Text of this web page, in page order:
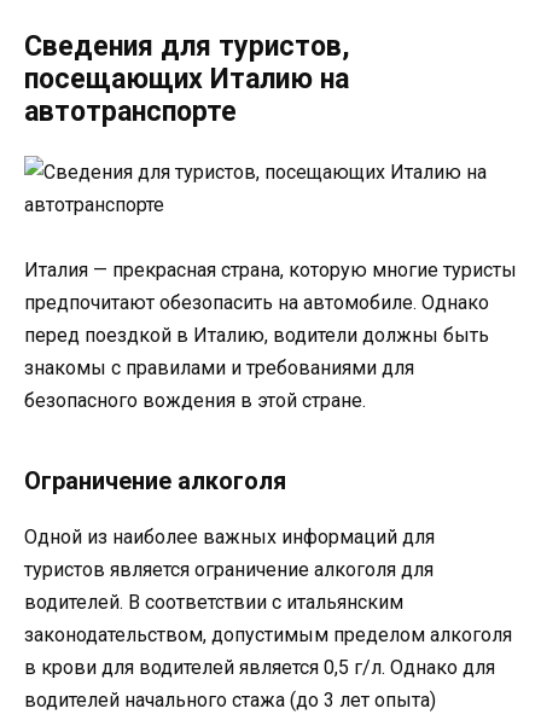
Сведения для туристов,
посещающих Италию на
автотранспорте
Италия — прекрасная страна, которую многие туристы
предпочитают обезопасить на автомобиле. Однако
перед поездкой в Италию, водители должны быть
знакомы с правилами и требованиями для
безопасного вождения в этой стране.
Ограничение алкоголя
Одной из наиболее важных информаций для
туристов является ограничение алкоголя для
водителей. В соответствии с итальянским
законодательством, допустимым пределом алкоголя
в крови для водителей является 0,5 г/л. Однако для
водителей начального стажа (до 3 лет опыта)